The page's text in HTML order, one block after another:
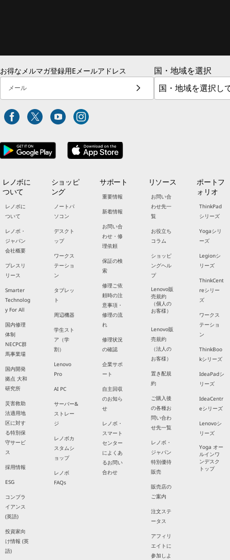
お得なメルマガ登録用Eメールアドレス
メール
国・地域を選択
レノボに
ついて
レノボに
ついて
レノボ・
ジャパン
会社概要
プレスリ
リース
Smarter
Technolog
y For All
国内修理
体制
NECPC群
馬事業場
国内開発
拠点 大和
研究所
災害救助
法適用地
区に対す
る特別保
守サービ
ス
採用情報
ESG
コンプラ
イアンス
(英語)
投資家向
け情報 (英
語)
ショッピ
ング
ノートパ
ソコン
デスクト
ップ
ワークス
テーショ
ン
タブレッ
ト
周辺機器
学生スト
ア（学
割）
Lenovo
Pro
AI PC
サーバー&
ストレー
ジ
レノボカ
スタムシ
ョップ
レノボ
FAQs
サポート
重要情報
新着情報
お問い合
わせ・修
理依頼
保証の検
索
修理ご依
頼時の注
意事項・
修理の流
れ
修理状況
の確認
企業サポ
ート
自主回収
のお知ら
せ
レノボ・
スマート
センター
によくあ
るお問い
合わせ
リソース
お問い合
わせ先一
覧
お役立ち
コラム
ショッピ
ングヘル
プ
Lenovo販
売規約
（個人の
お客様）
Lenovo販
売規約
（法人の
お客様）
置き配規
約
ご購入後
の各種お
問い合わ
せ先一覧
レノボ・
ジャパン
特別優待
販売
販売店の
ご案内
注文ステ
ータス
アフィリ
エイトに
参加しよ
ポートフ
ォリオ
ThinkPad
シリーズ
Yogaシリ
ーズ
Legionシ
リーズ
ThinkCent
reシリー
ズ
ワークス
テーショ
ン
ThinkBoo
kシリーズ
IdeaPadシ
リーズ
IdeaCentr
eシリーズ
Lenovoシ
リーズ
Yoga オー
ルインワ
ンデスク
トップ